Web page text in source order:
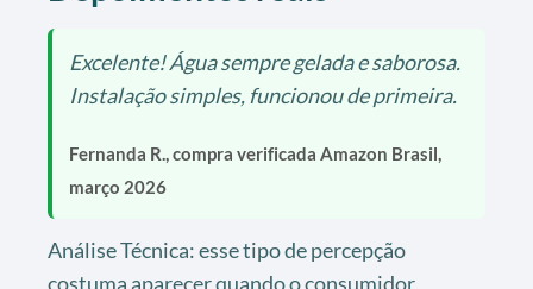
Excelente! Água sempre gelada e saborosa.
Instalação simples, funcionou de primeira.
Fernanda R., compra verificada Amazon Brasil,
março 2026
Análise Técnica: esse tipo de percepção
costuma aparecer quando o consumidor